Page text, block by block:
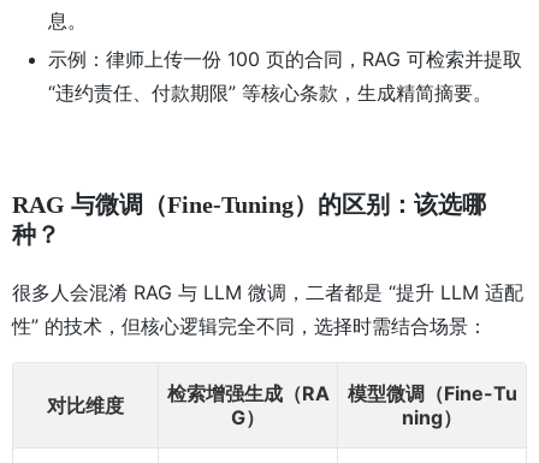
息。
示例：律师上传一份 100 页的合同，RAG 可检索并提取
“违约责任、付款期限” 等核心条款，生成精简摘要。
RAG 与微调（Fine-Tuning）的区别：该选哪
种？
很多人会混淆 RAG 与 LLM 微调，二者都是 “提升 LLM 适配
性” 的技术，但核心逻辑完全不同，选择时需结合场景：
对比维度
检索增强生成（RA
G）
模型微调（Fine-Tu
ning）